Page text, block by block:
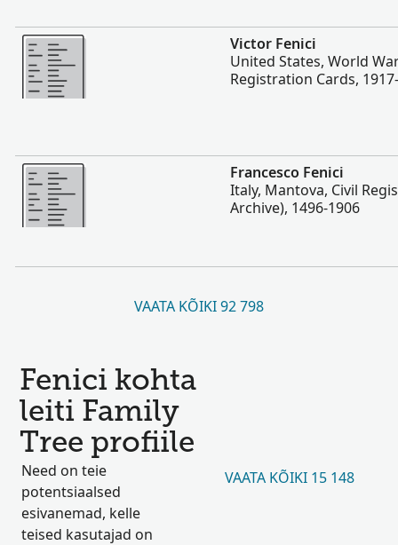
Rohkem
Victor Fenici
United States, World
Registration Cards,
Rohkem
Francesco Fenici
Italy, Mantova, Civil
Archive), 1496-1906
VAATA KÕIKI 92 798
Fenici kohta
leiti Family
Tree profiile
Need on teie
potentsiaalsed
esivanemad, kelle
teised kasutajad on
VAATA KÕIKI 15 148